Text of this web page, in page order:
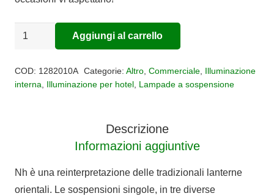
SOSPENSIONE
2
Aggiungi al carrello
COD: 1282010A Categorie: Altro, Commerciale, Illuminazione
interna, Illuminazione per hotel, Lampade a sospensione
Descrizione
Informazioni aggiuntive
Nh è una reinterpretazione delle tradizionali lanterne
orientali. Le sospensioni singole, in tre diverse